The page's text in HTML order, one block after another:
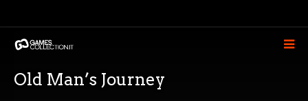
Old Man’s Journey